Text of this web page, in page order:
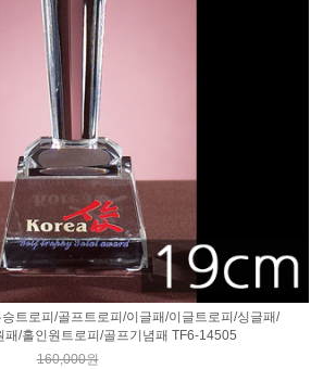
트로피/골프트로피/이글패/이글트로피/싱글패/
패/홀인원트로피/골프기념패 TF6-14505
160,000원